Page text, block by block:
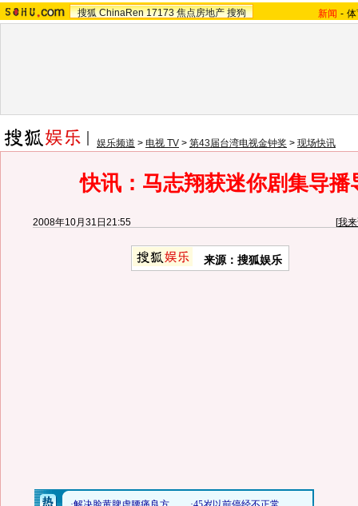
搜狐 ChinaRen 17173 焦点房地产 搜狗 新闻 -
娱乐频道 > 电视 TV > 第43届台湾电视金钟奖 > 现场快讯
快讯：马志翔获迷你剧集导播
2008年10月31日21:55 [我
来源：搜狐娱乐